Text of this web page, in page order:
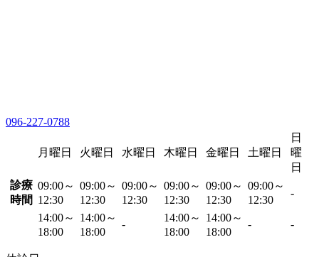
096-227-0788
月曜日 火曜日 水曜日 木曜日 金曜日 土曜日
日
曜
日
診療
時間
09:00～
12:30
09:00～
12:30
09:00～
12:30
09:00～
12:30
09:00～
12:30
09:00～
12:30
-
14:00～
18:00
14:00～
18:00
-
14:00～
18:00
14:00～
18:00
- -